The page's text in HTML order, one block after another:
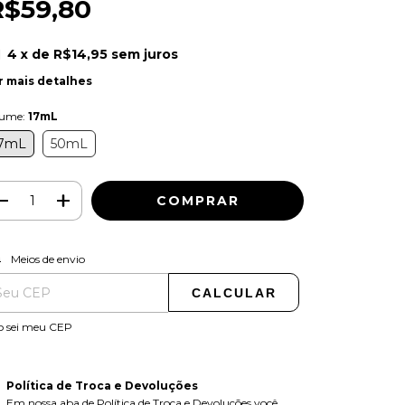
4 x de R$14,95 sem juros
mais detalhes
17mL
50mL
para o CEP:
Meios de envio
CALCULAR
sei meu CEP
Política de Troca e Devoluções